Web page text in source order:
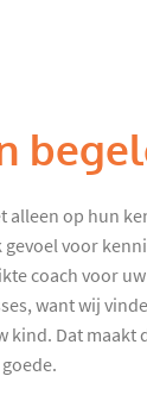
alleen op hun
voor
coach voor
want wij
kind. Dat maakt